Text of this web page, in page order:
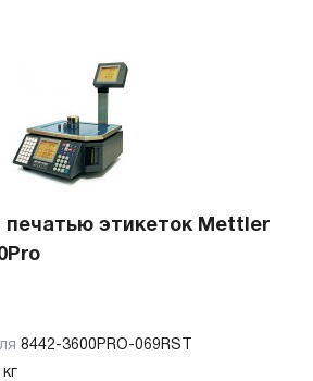
печатью этикеток Mettler
8442-3600PRO-069RST